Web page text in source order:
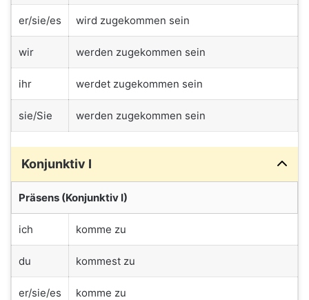
er/sie/es wird zugekommen sein
wir werden zugekommen sein
ihr werdet zugekommen sein
sie/Sie werden zugekommen sein
Konjunktiv I
Präsens (Konjunktiv I)
ich komme zu
du kommest zu
er/sie/es komme zu